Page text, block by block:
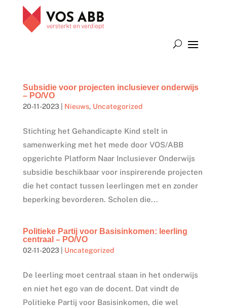
Subsidie voor projecten inclusiever onderwijs
– PO/VO
20-11-2023| Nieuws, Uncategorized
Stichting het Gehandicapte Kind stelt in
samenwerking met het mede door VOS/ABB
opgerichte Platform Naar Inclusiever Onderwijs
subsidie beschikbaar voor inspirerende projecten
die het contact tussen leerlingen met en zonder
beperking bevorderen. Scholen die...
Politieke Partij voor Basisinkomen: leerling
centraal – PO/VO
02-11-2023| Uncategorized
De leerling moet centraal staan in het onderwijs
en niet het ego van de docent. Dat vindt de
Politieke Partij voor Basisinkomen, die wel